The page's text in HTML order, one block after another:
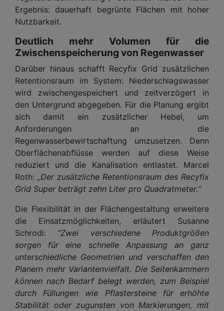
Ergebnis: dauerhaft begrünte Flächen mit hoher
Nutzbarkeit.
Deutlich mehr Volumen für die
Zwischenspeicherung von Regenwasser
Darüber hinaus schafft Recyfix Grid zusätzlichen
Retentionsraum im System: Niederschlagswasser
wird zwischengespeichert und zeitverzögert in
den Untergrund abgegeben. Für die Planung ergibt
sich damit ein zusätzlicher Hebel, um
Anforderungen an die
Regenwasserbewirtschaftung umzusetzen. Denn
Oberflächenabflüsse werden auf diese Weise
reduziert und die Kanalisation entlastet. Marcel
Roth: „Der zusätzliche Retentionsraum des Recyfix
Grid Super beträgt zehn Liter pro Quadratmeter.“
Die Flexibilität in der Flächengestaltung erweitere
die Einsatzmöglichkeiten, erläutert Susanne
Schrodi: “Zwei verschiedene Produktgrößen
sorgen für eine schnelle Anpassung an ganz
unterschiedliche Geometrien und verschaffen den
Planern mehr Variantenvielfalt. Die Seitenkammern
können nach Bedarf belegt werden, zum Beispiel
durch Füllungen wie Pflastersteine für erhöhte
Stabilität oder zugunsten von Markierungen, mit